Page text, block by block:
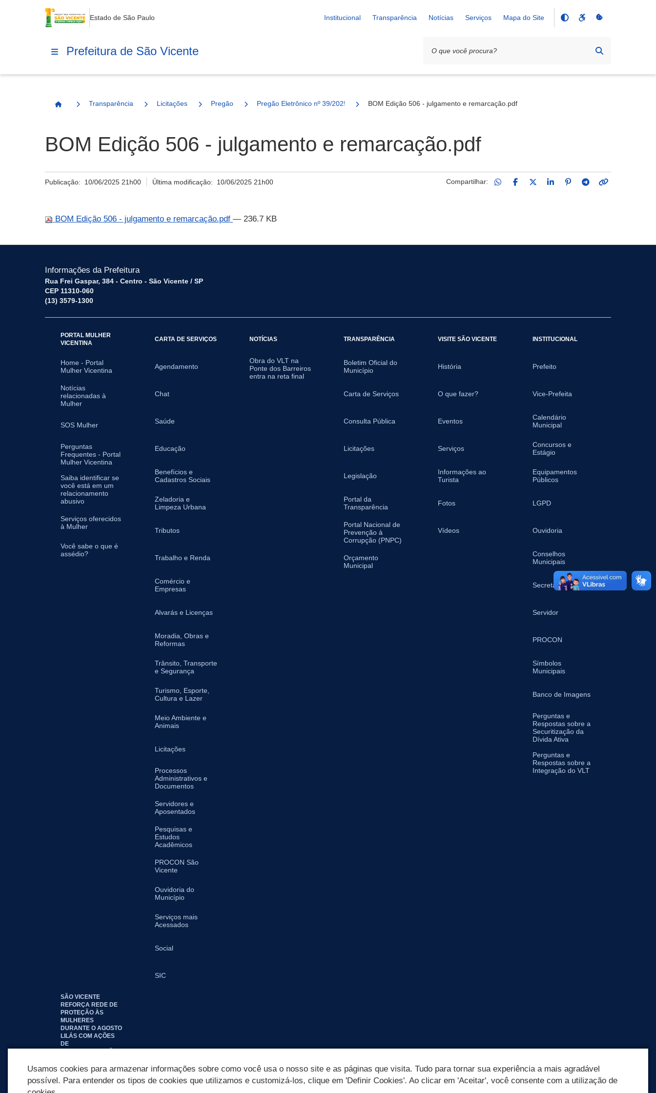
Estado de São Paulo Institucional Transparência Notícias Serviços Mapa do Site
Prefeitura de São Vicente
Página Inicial
Transparência Licitações Pregão Pregão Eletrônico nº 39/2025 - SESAUBOM Edição 506 - julgamento e remarcação.pdf
BOM Edição 506 - julgamento e remarcação.pdf
Publicação: 10/06/2025 21h00 Última modificação: 10/06/2025 21h00 Compartilhar:
BOM Edição 506 - julgamento e remarcação.pdf — 236.7 KB
Informações da Prefeitura
Rua Frei Gaspar, 384 - Centro - São Vicente / SP
CEP 11310-060
(13) 3579-1300
PORTAL MULHER
VICENTINA
Home - Portal
Mulher Vicentina
Notícias
relacionadas à
Mulher
SOS Mulher
Perguntas
Frequentes - Portal
Mulher Vicentina
Saiba identificar se
você está em um
relacionamento
abusivo
Serviços oferecidos
à Mulher
Você sabe o que é
assédio?
CARTA DE SERVIÇOS
Agendamento
Chat
Saúde
Educação
Benefícios e
Cadastros Sociais
Zeladoria e
Limpeza Urbana
Tributos
Trabalho e Renda
Comércio e
Empresas
Alvarás e Licenças
Moradia, Obras e
Reformas
Trânsito, Transporte
e Segurança
Turismo, Esporte,
Cultura e Lazer
Meio Ambiente e
Animais
Licitações
Processos
Administrativos e
Documentos
Servidores e
Aposentados
Pesquisas e
Estudos
Acadêmicos
PROCON São
Vicente
Ouvidoria do
Município
Serviços mais
Acessados
Social
SIC
NOTÍCIAS
Obra do VLT na
Ponte dos Barreiros
entra na reta final
TRANSPARÊNCIA
Boletim Oficial do
Município
Carta de Serviços
Consulta Pública
Licitações
Legislação
Portal da
Transparência
Portal Nacional de
Prevenção à
Corrupção (PNPC)
Orçamento
Municipal
VISITE SÃO VICENTE
História
O que fazer?
Eventos
Serviços
Informações ao
Turista
Fotos
Vídeos
INSTITUCIONAL
Prefeito
Vice-Prefeita
Calendário
Municipal
Concursos e
Estágio
Equipamentos
Públicos
LGPD
Ouvidoria
Conselhos
Municipais
Secretarias
Servidor
PROCON
Símbolos
Municipais
Banco de Imagens
Perguntas e
Respostas sobre a
Securitização da
Dívida Ativa
Perguntas e
Respostas sobre a
Integração do VLT
SÃO VICENTE
REFORÇA REDE DE
PROTEÇÃO ÀS
MULHERES
DURANTE O AGOSTO
LILÁS COM AÇÕES
DE
Usamos cookies para armazenar informações sobre como você usa o nosso site e as páginas que visita. Tudo para tornar sua experiência a mais agradável
possível. Para entender os tipos de cookies que utilizamos e customizá-los, clique em 'Definir Cookies'. Ao clicar em 'Aceitar', você consente com a utilização de